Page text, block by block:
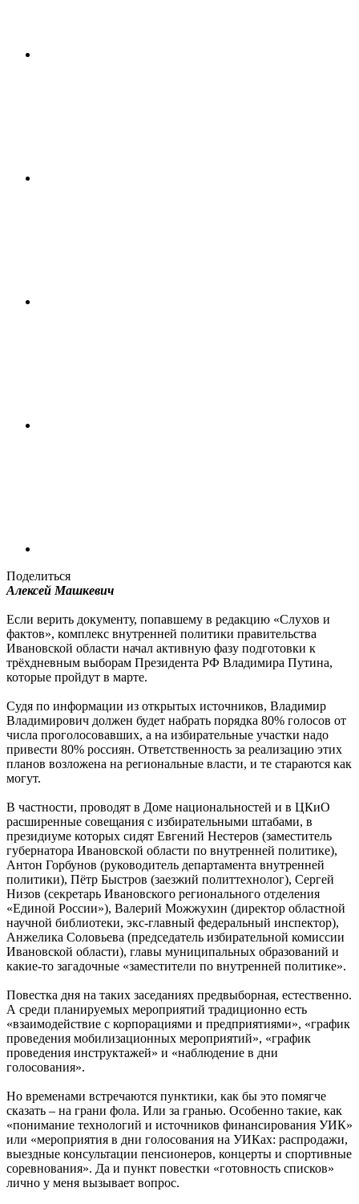
Поделиться
Алексей Машкевич
Если верить документу, попавшему в редакцию «Слухов и
фактов», комплекс внутренней политики правительства
Ивановской области начал активную фазу подготовки к
трёхдневным выборам Президента РФ Владимира Путина,
которые пройдут в марте.
Судя по информации из открытых источников, Владимир
Владимирович должен будет набрать порядка 80% голосов от
числа проголосовавших, а на избирательные участки надо
привести 80% россиян. Ответственность за реализацию этих
планов возложена на региональные власти, и те стараются как
могут.
В частности, проводят в Доме национальностей и в ЦКиО
расширенные совещания с избирательными штабами, в
президиуме которых сидят Евгений Нестеров (заместитель
губернатора Ивановской области по внутренней политике),
Антон Горбунов (руководитель департамента внутренней
политики), Пётр Быстров (заезжий политтехнолог), Сергей
Низов (секретарь Ивановского регионального отделения
«Единой России»), Валерий Можжухин (директор областной
научной библиотеки, экс-главный федеральный инспектор),
Анжелика Соловьева (председатель избирательной комиссии
Ивановской области), главы муниципальных образований и
какие-то загадочные «заместители по внутренней политике».
Повестка дня на таких заседаниях предвыборная, естественно.
А среди планируемых мероприятий традиционно есть
«взаимодействие с корпорациями и предприятиями», «график
проведения мобилизационных мероприятий», «график
проведения инструктажей» и «наблюдение в дни
голосования».
Но временами встречаются пунктики, как бы это помягче
сказать – на грани фола. Или за гранью. Особенно такие, как
«понимание технологий и источников финансирования УИК»
или «мероприятия в дни голосования на УИКах: распродажи,
выездные консультации пенсионеров, концерты и спортивные
соревнования». Да и пункт повестки «готовность списков»
лично у меня вызывает вопрос.